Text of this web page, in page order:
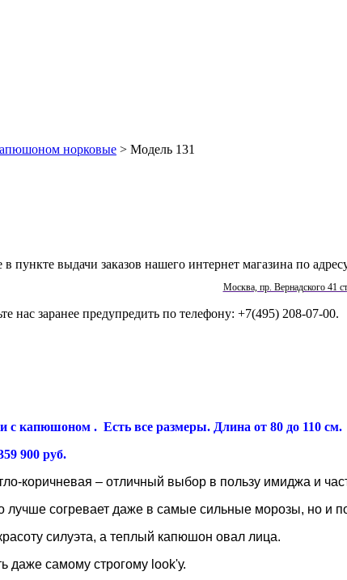
норковые > Модель 131
пункте выдачи заказов нашего интернет магазина по
Москва, пр. Вернадского 41
нас заранее предупредить по телефону: +7(495) 208-07-00.
с капюшоном . Есть все размеры. Длина от 80 до 110 см.
900 руб.
коричневая – отличный выбор в пользу имиджа и
лучше согревает даже в самые сильные морозы, но и
силуэта, а теплый капюшон овал лица.
даже самому строгому look'у.